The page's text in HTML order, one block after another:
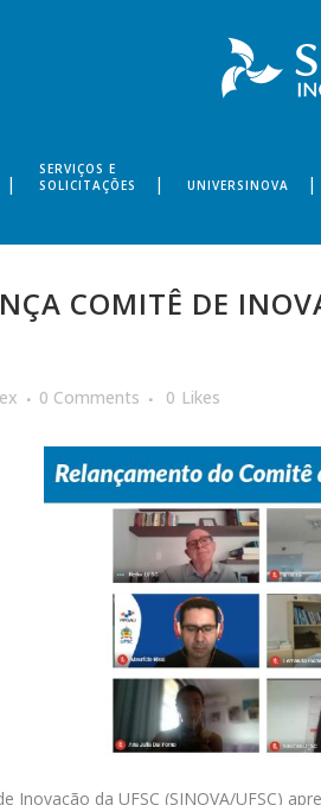
SERVIÇOS E
SOLICITAÇÕES
UNIVERSINOVA
COMITÊ DE
0 Comments 0 Likes
Inovação da UFSC (SINOVA/UFSC)